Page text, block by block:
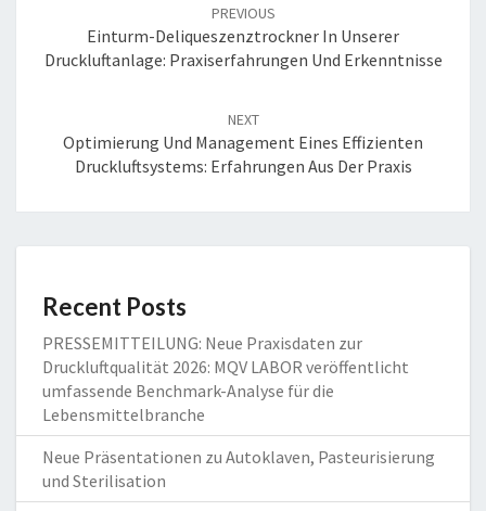
PREVIOUS
Einturm-Deliqueszenztrockner In Unserer
Druckluftanlage: Praxiserfahrungen Und Erkenntnisse
NEXT
Optimierung Und Management Eines Effizienten
Druckluftsystems: Erfahrungen Aus Der Praxis
Recent Posts
PRESSEMITTEILUNG: Neue Praxisdaten zur
Druckluftqualität 2026: MQV LABOR veröffentlicht
umfassende Benchmark-Analyse für die
Lebensmittelbranche
Neue Präsentationen zu Autoklaven, Pasteurisierung
und Sterilisation